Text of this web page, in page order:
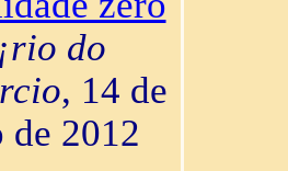
do
, 14 de
de 2012